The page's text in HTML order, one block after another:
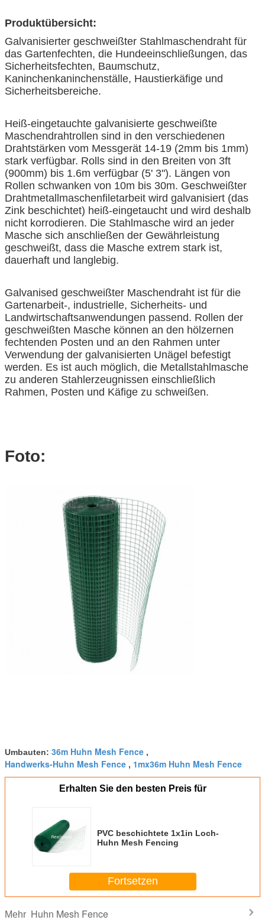
Produktübersicht:
Galvanisierter geschweißter Stahlmaschendraht für
das Gartenfechten, die Hundeeinschließungen, das
Sicherheitsfechten, Baumschutz,
Kaninchenkaninchenställe, Haustierkäfige und
Sicherheitsbereiche.
Heiß-eingetauchte galvanisierte geschweißte
Maschendrahtrollen sind in den verschiedenen
Drahtstärken vom Messgerät 14-19 (2mm bis 1mm)
stark verfügbar. Rolls sind in den Breiten von 3ft
(900mm) bis 1.6m verfügbar (5' 3"). Längen von
Rollen schwanken von 10m bis 30m. Geschweißter
Drahtmetallmaschenfiletarbeit wird galvanisiert (das
Zink beschichtet) heiß-eingetaucht und wird deshalb
nicht korrodieren. Die Stahlmasche wird an jeder
Masche sich anschließen der Gewährleistung
geschweißt, dass die Masche extrem stark ist,
dauerhaft und langlebig.
Galvanised geschweißter Maschendraht ist für die
Gartenarbeit-, industrielle, Sicherheits- und
Landwirtschaftsanwendungen passend. Rollen der
geschweißten Masche können an den hölzernen
fechtenden Posten und an den Rahmen unter
Verwendung der galvanisierten Unägel befestigt
werden. Es ist auch möglich, die Metallstahlmasche
zu anderen Stahlerzeugnissen einschließlich
Rahmen, Posten und Käfige zu schweißen.
Foto:
Umbauten: 36m Huhn Mesh Fence ,
Handwerks-Huhn Mesh Fence , 1mx36m Huhn Mesh Fence
Erhalten Sie den besten Preis für
PVC beschichtete 1x1in Loch-
Huhn Mesh Fencing
Fortsetzen
Mehr Huhn Mesh Fence